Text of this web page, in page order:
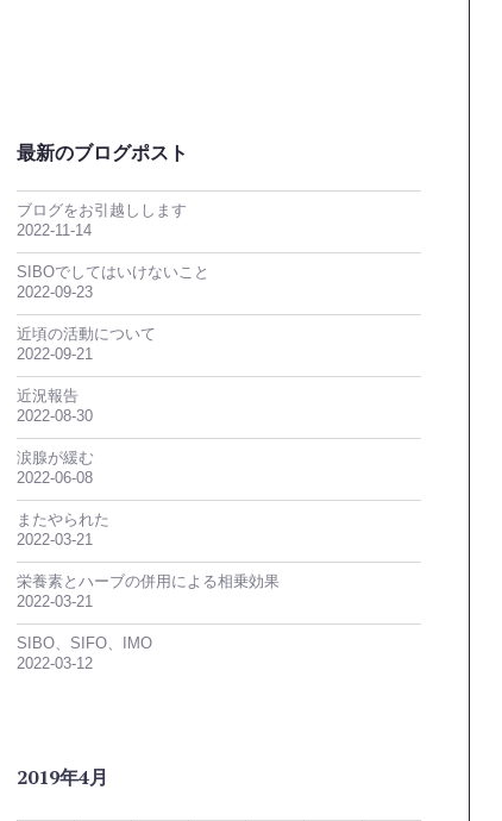
最新のブログポスト
ブログをお引越しします
2022-11-14
SIBOでしてはいけないこと
2022-09-23
近頃の活動について
2022-09-21
近況報告
2022-08-30
涙腺が緩む
2022-06-08
またやられた
2022-03-21
栄養素とハーブの併用による相乗効果
2022-03-21
SIBO、SIFO、IMO
2022-03-12
2019年4月